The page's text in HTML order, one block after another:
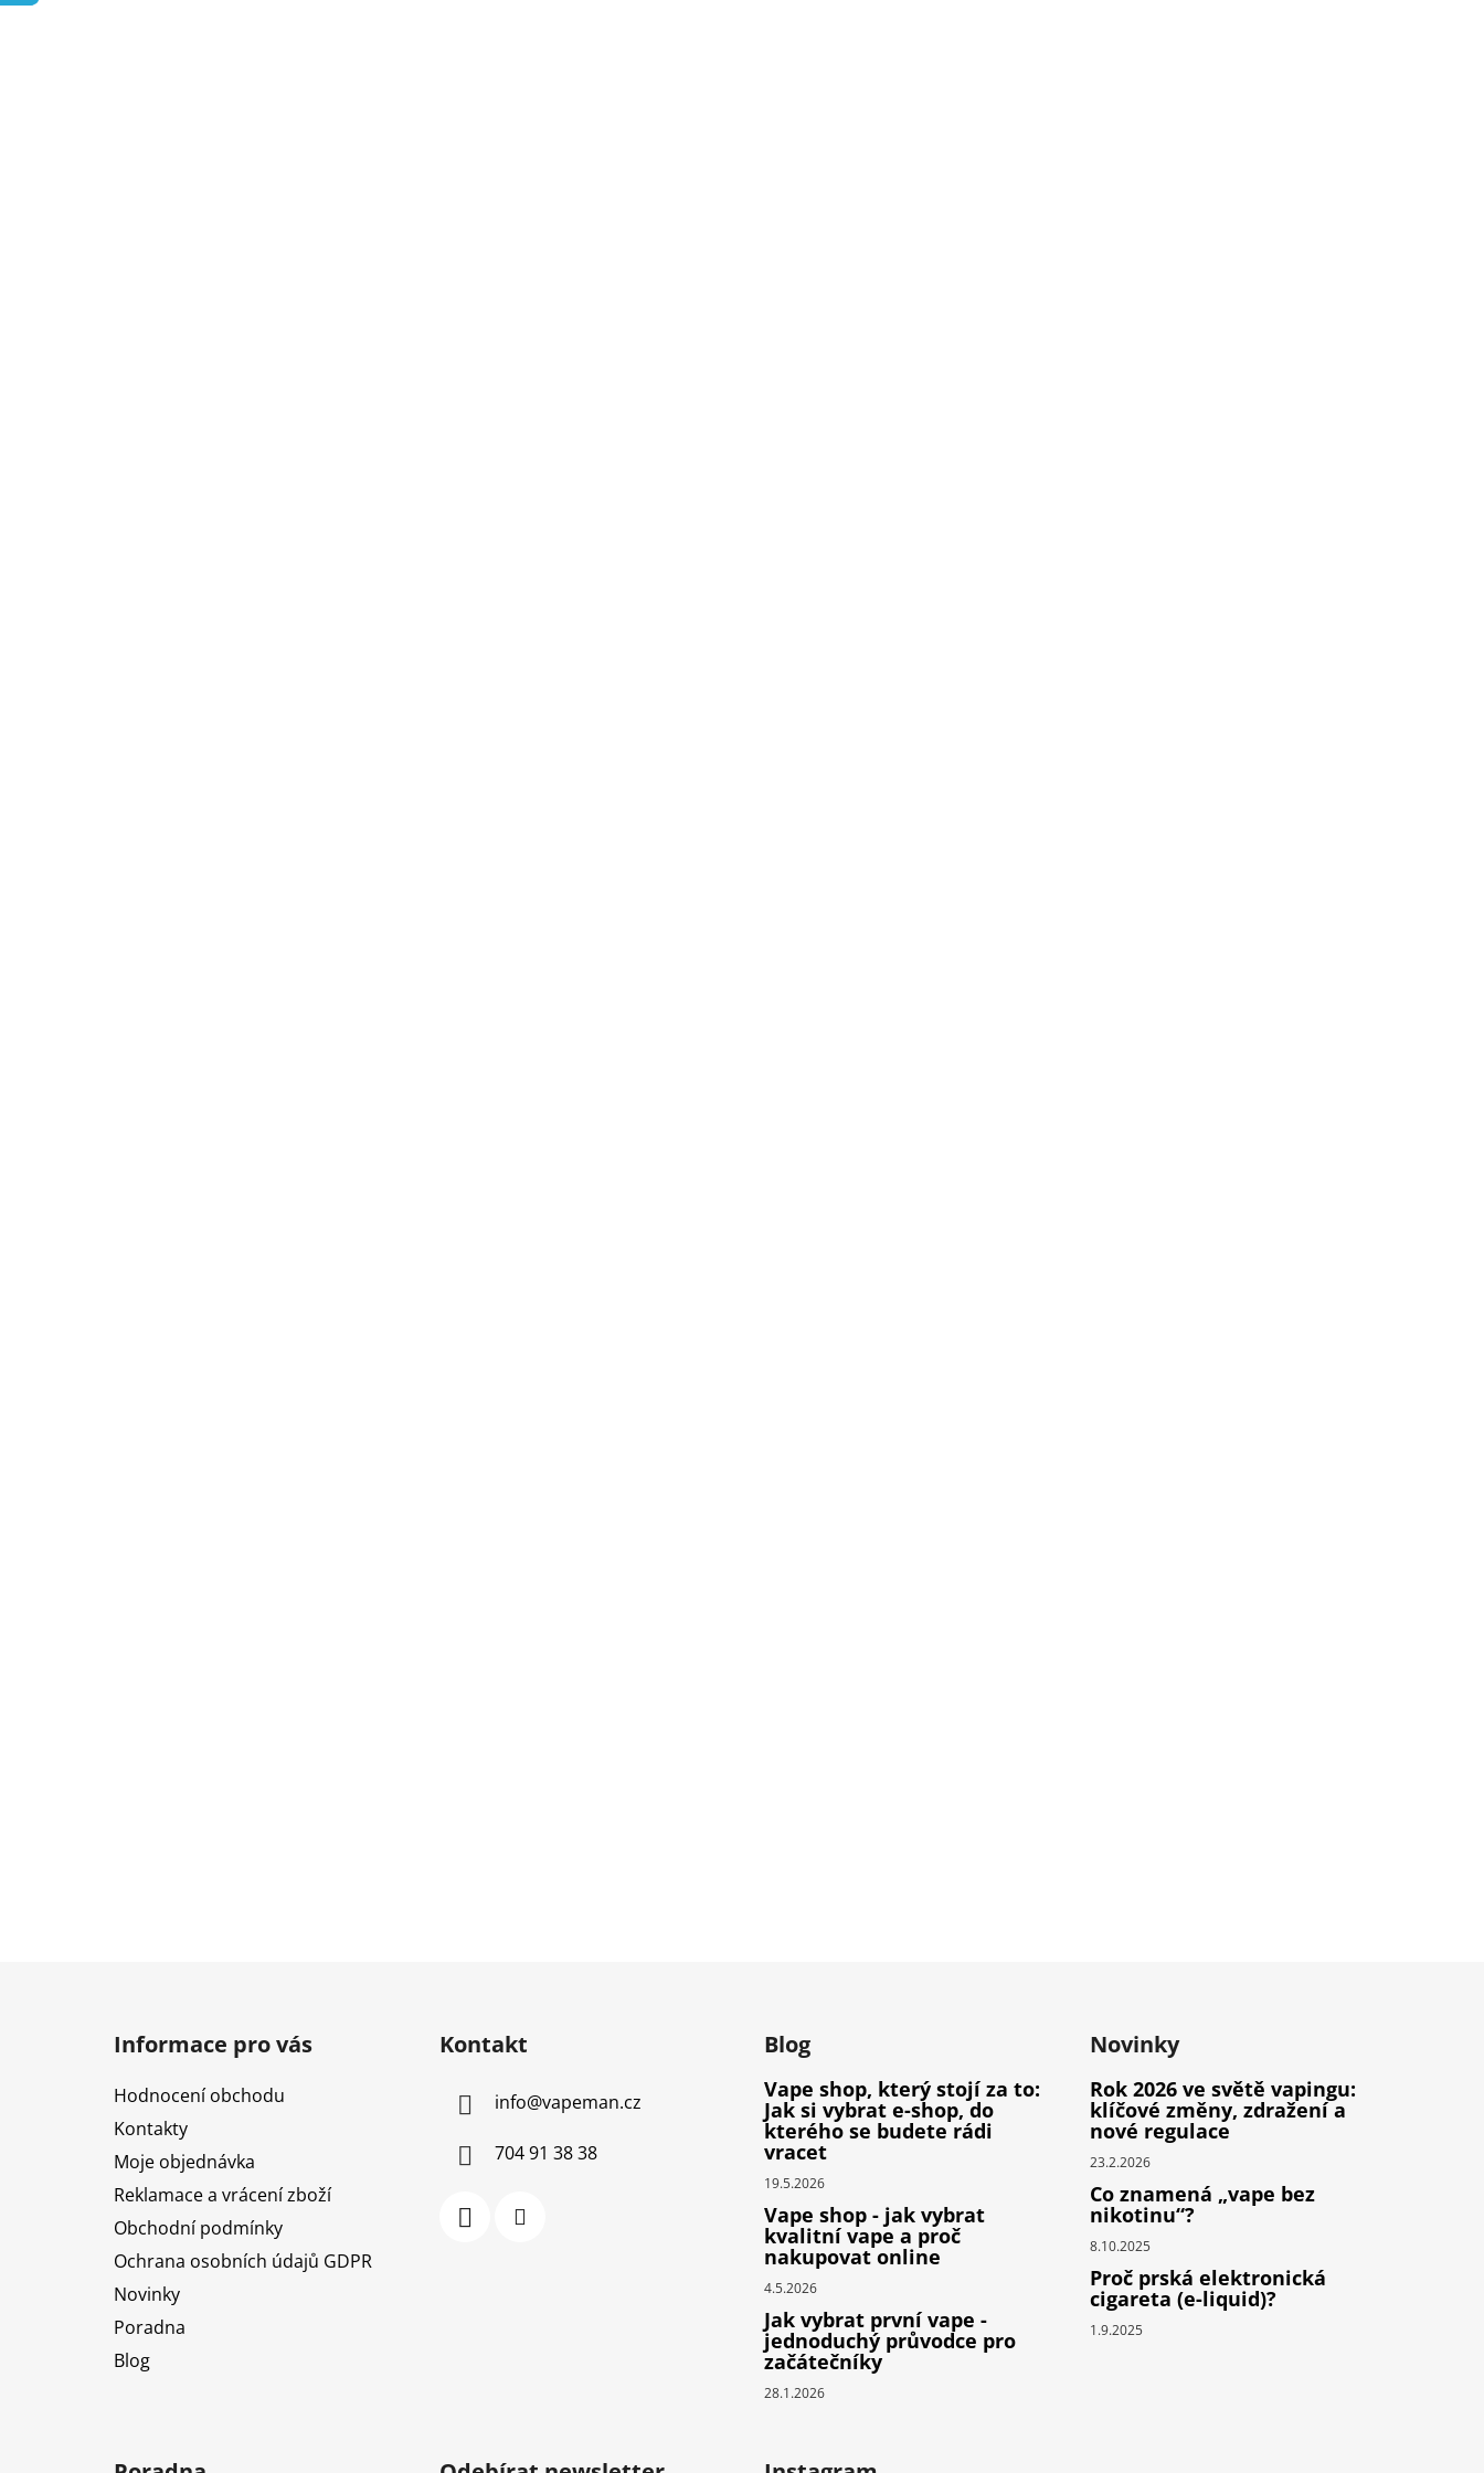
Informace pro vás
Hodnocení obchodu
Kontakty
Moje objednávka
Reklamace a vrácení zboží
Obchodní podmínky
Ochrana osobních údajů GDPR
Novinky
Poradna
Blog
Kontakt
info@vapeman.cz
704 91 38 38
Blog
Vape shop, který stojí za to:
Jak si vybrat e-shop, do
kterého se budete rádi
vracet
19.5.2026
Vape shop - jak vybrat
kvalitní vape a proč
nakupovat online
4.5.2026
Jak vybrat první vape -
jednoduchý průvodce pro
začátečníky
28.1.2026
Novinky
Rok 2026 ve světě vapingu:
klíčové změny, zdražení a
nové regulace
23.2.2026
Co znamená „vape bez
nikotinu“?
8.10.2025
Proč prská elektronická
cigareta (e-liquid)?
1.9.2025